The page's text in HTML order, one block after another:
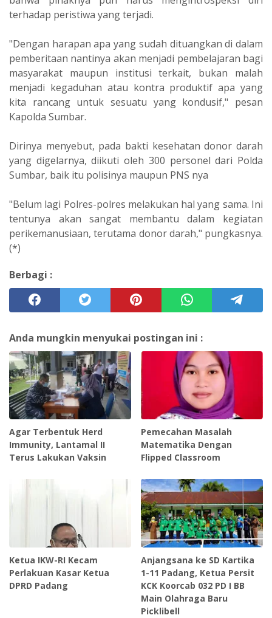
terhadap peristiwa yang terjadi.
"Dengan harapan apa yang sudah dituangkan di dalam
pemberitaan nantinya akan menjadi pembelajaran bagi
masyarakat maupun institusi terkait, bukan malah
menjadi kegaduhan atau kontra produktif apa yang
kita rancang untuk sesuatu yang kondusif," pesan
Kapolda Sumbar.
Dirinya menyebut, pada bakti kesehatan donor darah
yang digelarnya, diikuti oleh 300 personel dari Polda
Sumbar, baik itu polisinya maupun PNS nya
"Belum lagi Polres-polres melakukan hal yang sama. Ini
tentunya akan sangat membantu dalam kegiatan
perikemanusiaan, terutama donor darah," pungkasnya.
(*)
Berbagi :
Anda mungkin menyukai postingan ini :
Agar Terbentuk Herd
Immunity, Lantamal II
Terus Lakukan Vaksin
Pemecahan Masalah
Matematika Dengan
Flipped Classroom
Ketua IKW-RI Kecam
Perlakuan Kasar Ketua
DPRD Padang
Anjangsana ke SD Kartika
1-11 Padang, Ketua Persit
KCK Koorcab 032 PD I BB
Main Olahraga Baru
Picklibell